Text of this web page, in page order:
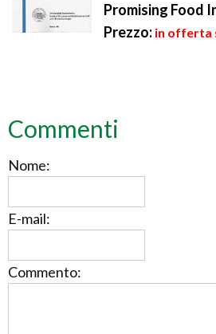
Promising Food
Prezzo: in offerta
Commenti
Nome:
E-mail:
Commento: